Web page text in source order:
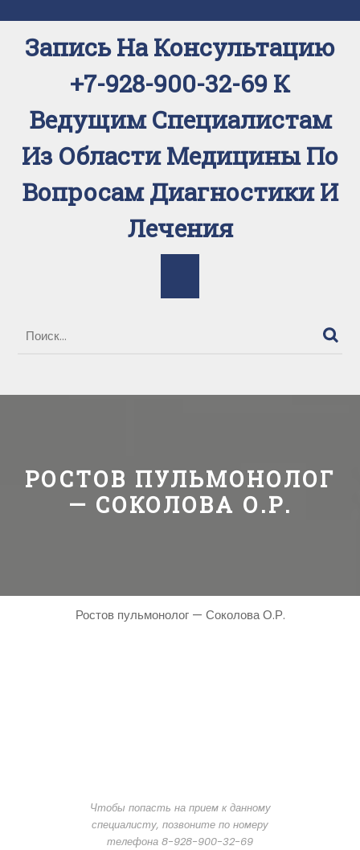
к
содержимому
Запись На Консультацию
+7-928-900-32-69 К
Ведущим Специалистам
Из Области Медицины По
Вопросам Диагностики И
Лечения
РОСТОВ ПУЛЬМОНОЛОГ
— СОКОЛОВА О.Р.
Ростов пульмонолог — Соколова О.Р.
Чтобы попасть на прием к данному
специалисту, позвоните по номеру
телефона 8-928-900-32-69